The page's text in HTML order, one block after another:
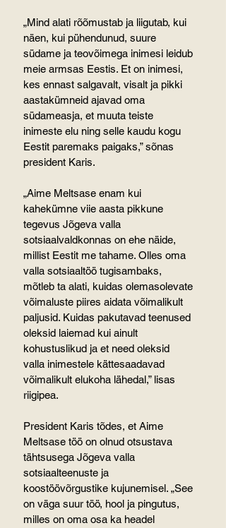
„Mind alati rõõmustab ja liigutab, kui
näen, kui pühendunud, suure
südame ja teovõimega inimesi leidub
meie armsas Eestis. Et on inimesi,
kes ennast salgavalt, visalt ja pikki
aastakümneid ajavad oma
südameasja, et muuta teiste
inimeste elu ning selle kaudu kogu
Eestit paremaks paigaks,” sõnas
president Karis.
„Aime Meltsase enam kui
kahekümne viie aasta pikkune
tegevus Jõgeva valla
sotsiaalvaldkonnas on ehe näide,
millist Eestit me tahame. Olles oma
valla sotsiaaltöö tugisambaks,
mõtleb ta alati, kuidas olemasolevate
võimaluste piires aidata võimalikult
paljusid. Kuidas pakutavad teenused
oleksid laiemad kui ainult
kohustuslikud ja et need oleksid
valla inimestele kättesaadavad
võimalikult elukoha lähedal,” lisas
riigipea.
President Karis tõdes, et Aime
Meltsase töö on olnud otsustava
tähtsusega Jõgeva valla
sotsiaalteenuste ja
koostöövõrgustike kujunemisel. „See
on väga suur töö, hool ja pingutus,
milles on oma osa ka headel